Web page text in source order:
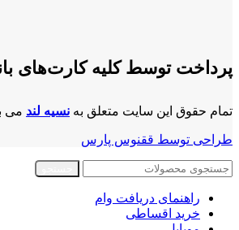
پرداخت توسط کلیه کارت‌های
تمام حقوق این سایت متعلق به نسیه لند می
طراحی توسط ققنوس پارس
راهنمای دریافت وام
خرید اقساطی